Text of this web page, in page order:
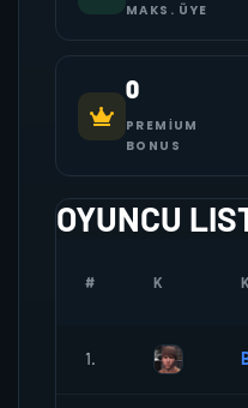
MAKS. ÜYE
0
PREMIUM
BONUS
OYUNCU
# K
1.